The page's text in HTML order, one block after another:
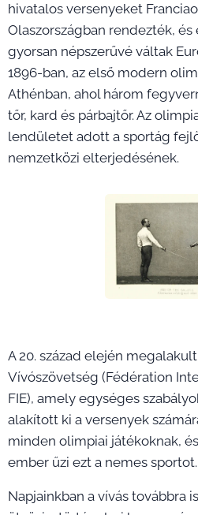
hivatalos versenyeket
Olaszországban rendezték, és
gyorsan népszerűvé váltak
1896-ban, az első modern
Athénban, ahol három
tőr, kard és párbajtőr. Az
lendületet adott a sportág
nemzetközi elterjedésének.
A 20. század elején
Vívószövetség (Fédération
FIE), amely egységes
alakított ki a versenyek
minden olimpiai játékoknak,
ember űzi ezt a nemes sportot.
Napjainkban a vívás továbbra